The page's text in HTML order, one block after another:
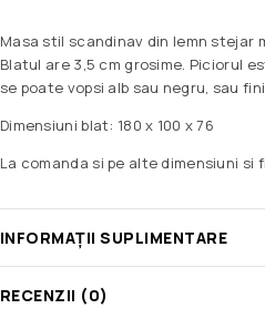
Masa stil scandinav din lemn stejar
Blatul are 3,5 cm grosime. Piciorul
se poate vopsi alb sau negru, sau
Dimensiuni blat: 180 x 100 x 76
La comanda si pe alte dimensiuni si
INFORMAȚII SUPLIMENTARE
RECENZII (0)